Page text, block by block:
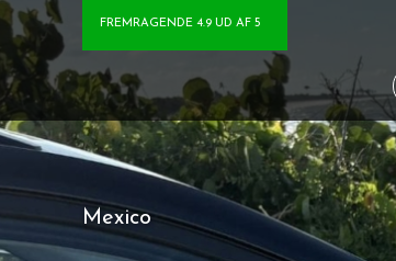
FREMRAGENDE 4.9 UD AF 5
Mexico